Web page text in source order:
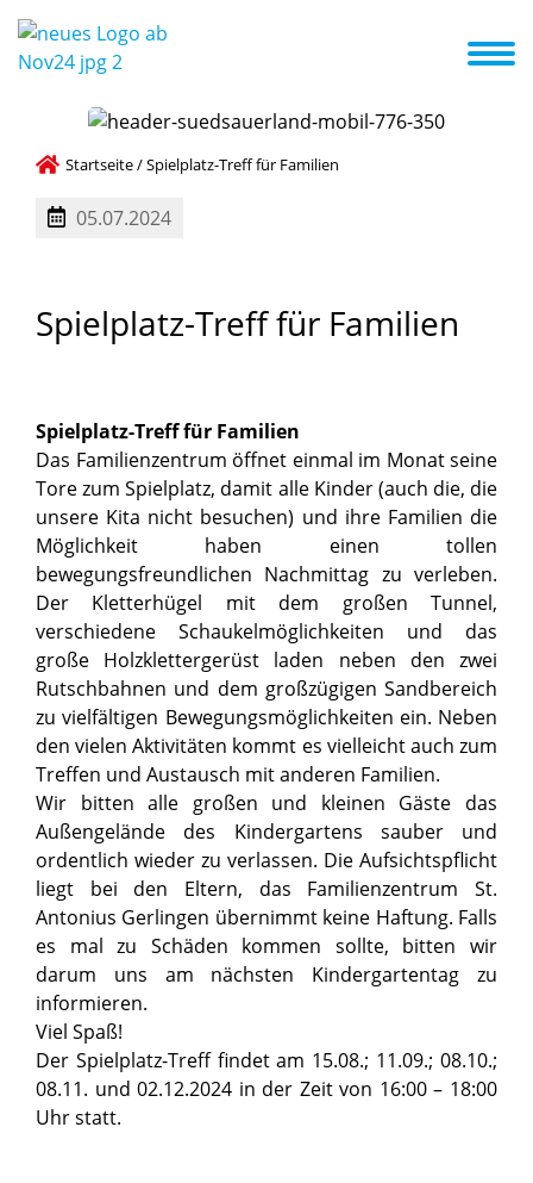
& Kurse Erste Schritte in die Kita Aktuelles + Termine
Startseite/Spielplatz-Treff für Familien
05.07.2024
Spielplatz-Trefffür Familien
Spielplatz-Treff für Familien
Das Familienzentrum öffnet einmal im Monat seine
Tore zum Spielplatz, damit alle Kinder (auch die, die
unsere Kita nicht besuchen) und ihre Familien die
Möglichkeit haben einen tollen
bewegungsfreundlichen Nachmittag zu verleben.
Der Kletterhügel mit dem großen Tunnel,
verschiedene Schaukelmöglichkeiten und das
große Holzklettergerüst laden neben den zwei
Rutschbahnen und dem großzügigen Sandbereich
zu vielfältigen Bewegungsmöglichkeiten ein. Neben
den vielen Aktivitäten kommt es vielleicht auch zum
Treffen und Austausch mit anderen Familien.
Wir bitten alle großen und kleinen Gäste das
Außengelände des Kindergartens sauber und
ordentlich wieder zu verlassen. Die Aufsichtspflicht
liegt bei den Eltern, das Familienzentrum St.
Antonius Gerlingen übernimmt keine Haftung. Falls
es mal zu Schäden kommen sollte, bitten wir
darum uns am nächsten Kindergartentag zu
informieren.
Viel Spaß!
Der Spielplatz-Treff findet am 15.08.; 11.09.; 08.10.;
08.11. und 02.12.2024 in der Zeit von 16:00 – 18:00
Uhr statt.